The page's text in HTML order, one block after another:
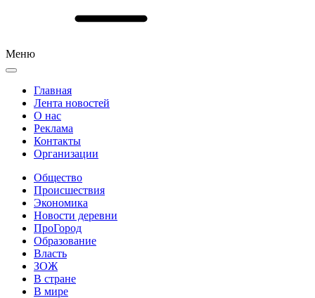
Меню
Главная
Лента новостей
О нас
Реклама
Контакты
Организации
Общество
Происшествия
Экономика
Новости деревни
ПроГород
Образование
Власть
ЗОЖ
В стране
В мире